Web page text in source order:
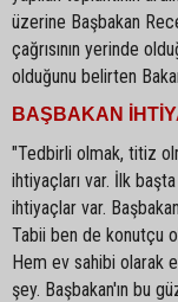
üzerine Başbakan
çağrısının yerinde
olduğunu belirten
BAŞBAKAN
"Tedbirli olmak, titiz
ihtiyaçları var. İlk
ihtiyaçlar var.
Tabii ben de konutçu
Hem ev sahibi olarak
şey. Başbakan'ın bu